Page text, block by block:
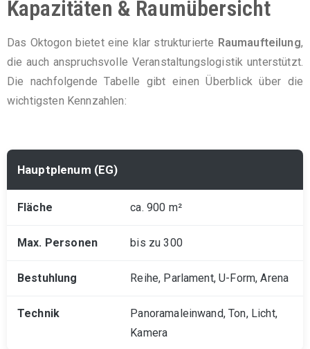
Kapazitäten & Raumübersicht
Das Oktogon bietet eine klar strukturierte Raumaufteilung,
die auch anspruchsvolle Veranstaltungslogistik unterstützt.
Die nachfolgende Tabelle gibt einen Überblick über die
wichtigsten Kennzahlen:
Hauptplenum (EG)
ca. 900 m²
bis zu 300
Reihe, Parlament, U-Form, Arena
Panoramaleinwand, Ton, Licht,
Kamera